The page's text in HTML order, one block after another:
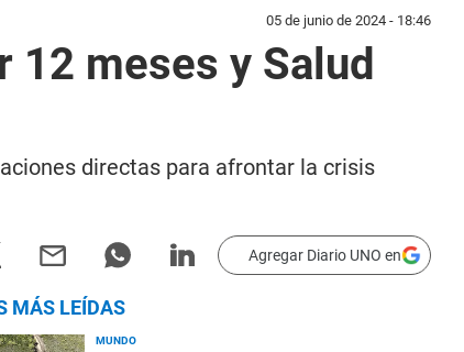
05 de junio de 2024 - 18:46
meses y Salud
directas para afrontar la crisis
Agregar Diario UNO en
MÁS LEÍDAS
MUNDO